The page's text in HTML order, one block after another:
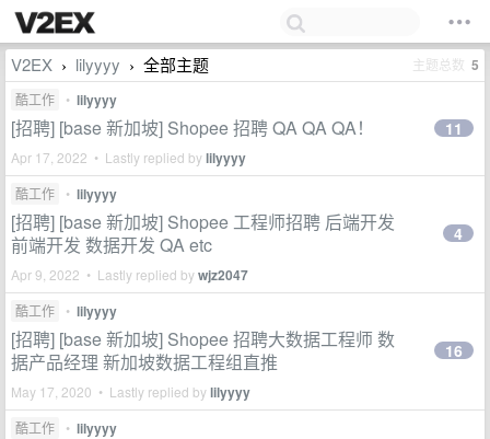
V2EX › lilyyyy › 全部主题 主题总数 5
酷工作 • lilyyyy
[招聘] [base 新加坡] Shopee 招聘 QA QA QA！
Apr 17, 2022 • Lastly replied bylilyyyy
11
酷工作 • lilyyyy
[招聘] [base 新加坡] Shopee 工程师招聘 后端开发
前端开发 数据开发 QA etc
Apr 9, 2022 • Lastly replied bywjz2047
4
酷工作 • lilyyyy
[招聘] [base 新加坡] Shopee 招聘大数据工程师 数
据产品经理 新加坡数据工程组直推
May 17, 2020 • Lastly replied bylilyyyy
16
酷工作 • lilyyyy